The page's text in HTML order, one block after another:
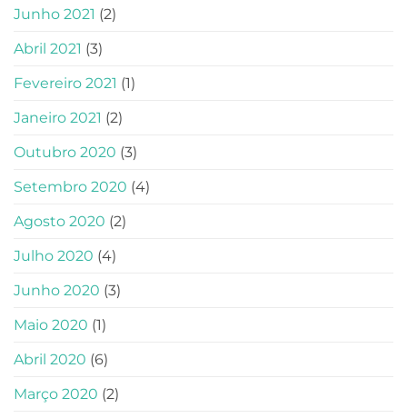
Junho 2021 (2)
Abril 2021 (3)
Fevereiro 2021 (1)
Janeiro 2021 (2)
Outubro 2020 (3)
Setembro 2020 (4)
Agosto 2020 (2)
Julho 2020 (4)
Junho 2020 (3)
Maio 2020 (1)
Abril 2020 (6)
Março 2020 (2)